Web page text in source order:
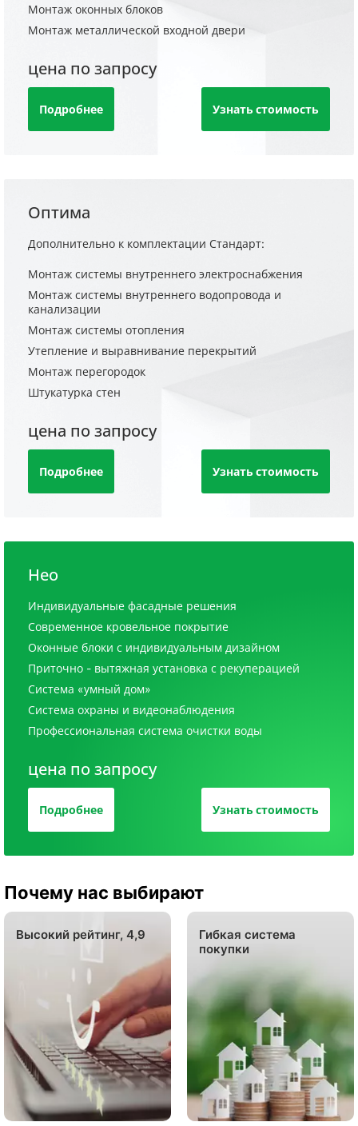
Монтаж оконных блоков
Монтаж металлической входной двери
цена по запросу
Подробнее Узнать стоимость
Оптима
Дополнительно к комплектации Стандарт:
Монтаж системы внутреннего электроснабжения
Монтаж системы внутреннего водопровода и
канализации
Монтаж системы отопления
Утепление и выравнивание перекрытий
Монтаж перегородок
Штукатурка стен
цена по запросу
Подробнее Узнать стоимость
Нео
Индивидуальные фасадные решения
Современное кровельное покрытие
Оконные блоки с индивидуальным дизайном
Приточно - вытяжная установка с рекуперацией
Система «умный дом»
Система охраны и видеонаблюдения
Профессиональная система очистки воды
цена по запросу
Подробнее Узнать стоимость
Почему нас выбирают
Высокий рейтинг, 4,9
Гибкая система
покупки